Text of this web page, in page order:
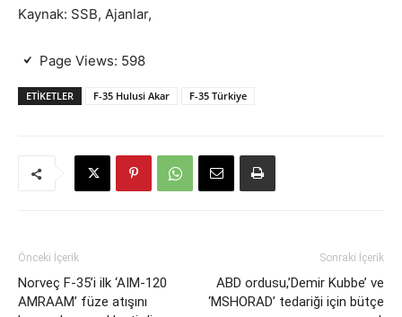
Kaynak: SSB, Ajanlar,
Page Views: 598
ETIKETLER F-35 Hulusi Akar F-35 Türkiye
Önceki İçerik
Norveç F-35’i ilk ‘AIM-120
AMRAAM’ füze atışını
Sonraki İçerik
ABD ordusu,’Demir Kubbe’ ve
‘MSHORAD’ tedariği için bütçe